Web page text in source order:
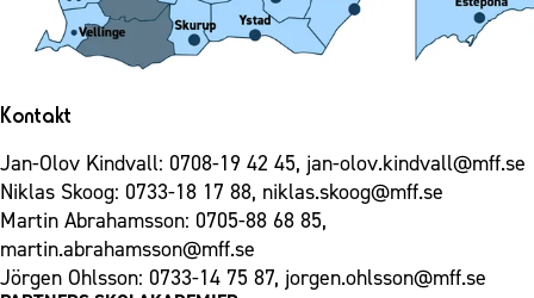
Kontakt
Jan-Olov Kindvall: 0708-19 42 45, jan-olov.kindvall@mff.se
Niklas Skoog: 0733-18 17 88, niklas.skoog@mff.se
Martin Abrahamsson: 0705-88 68 85,
martin.abrahamsson@mff.se
Jörgen Ohlsson: 0733-14 75 87, jorgen.ohlsson@mff.se